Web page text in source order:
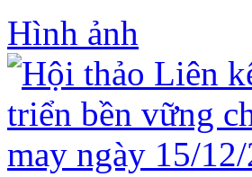
Hình ảnh